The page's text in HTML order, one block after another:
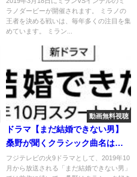
ラノダービーが開催されます。 ミラノの
王者を決める戦いは、毎年多くの注目を集
めています。 ミラン...
動画無料視聴
ドラマ【まだ結婚できない男】
桑野が聞くクラシック曲名は
何？無料購入できる？
フジテレビの火9ドラマとして、2019年10
月から放送される「まだ結婚できない男」